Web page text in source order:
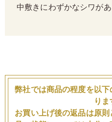
中敷きにわずかなシワがあ
弊社では商品の程度を以
りま
お買い上げ後の返品は原